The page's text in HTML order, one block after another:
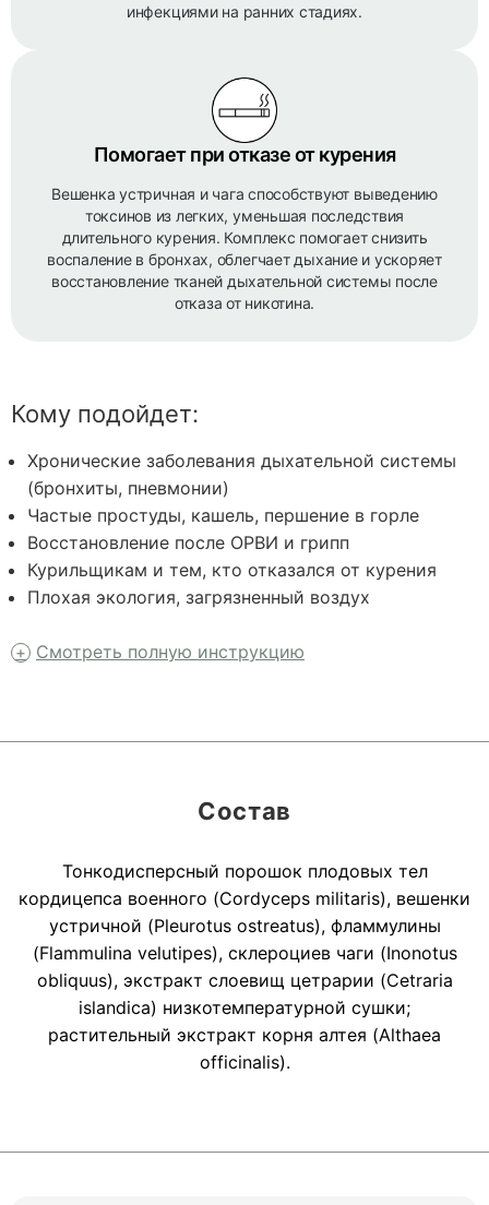
инфекциями на ранних стадиях.
Помогает при отказе от курения
Вешенка устричная и чага способствуют выведению
токсинов из легких, уменьшая последствия
длительного курения. Комплекс помогает снизить
воспаление в бронхах, облегчает дыхание и ускоряет
восстановление тканей дыхательной системы после
отказа от никотина.
Кому подойдет:
Хронические заболевания дыхательной системы
(бронхиты, пневмонии)
Частые простуды, кашель, першение в горле
Восстановление после ОРВИ и грипп
Курильщикам и тем, кто отказался от курения
Плохая экология, загрязненный воздух
Смотреть полную инструкцию
Состав
Тонкодисперсный порошок плодовых тел
кордицепса военного (Cordyceps militaris), вешенки
устричной (Pleurotus ostreatus), фламмулины
(Flammulina velutipes), склероциев чаги (Inonotus
obliquus), экстракт слоевищ цетрарии (Cetraria
islandica) низкотемпературной сушки;
растительный экстракт корня алтея (Althaea
officinalis).